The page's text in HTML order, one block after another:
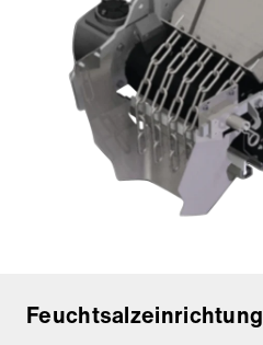
Feuchtsalzeinrichtung